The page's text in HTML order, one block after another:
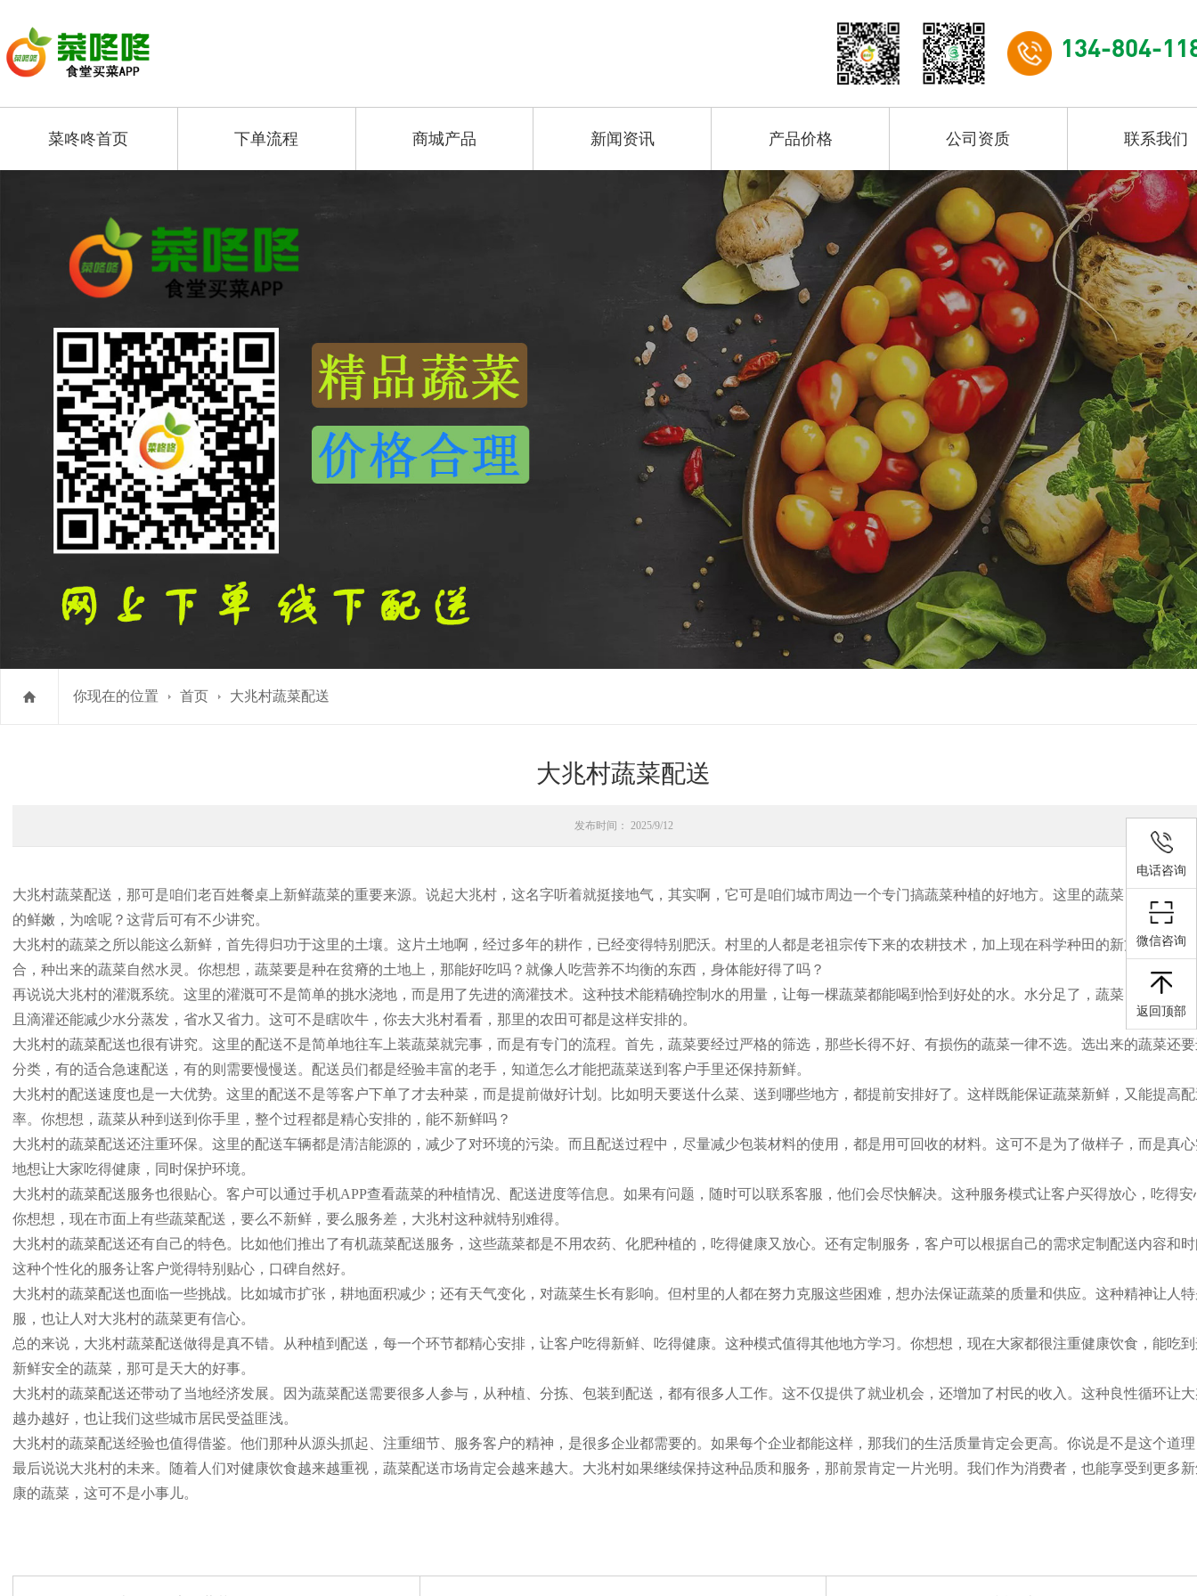
134-804-
菜咚咚首页 下单流程 商城产品 新闻资讯 产品价格 公司资质 联系我们
你现在的位置 首页 大兆村蔬菜配送
大兆村蔬菜配送
发布时间： 2025/9/12
大兆村蔬菜配送，那可是咱们老百姓餐桌上新鲜蔬菜的重要来源。说起大兆村，这名字听着就挺接地气，其实啊，它可是咱们城市周边一个专门搞蔬菜种植的好地方。这里的蔬菜，那可是
的鲜嫩，为啥呢？这背后可有不少讲究。
大兆村的蔬菜之所以能这么新鲜，首先得归功于这里的土壤。这片土地啊，经过多年的耕作，已经变得特别肥沃。村里的人都是老祖宗传下来的农耕技术，加上现在科学种田的新方法，两
合，种出来的蔬菜自然水灵。你想想，蔬菜要是种在贫瘠的土地上，那能好吃吗？就像人吃营养不均衡的东西，身体能好得了吗？
再说说大兆村的灌溉系统。这里的灌溉可不是简单的挑水浇地，而是用了先进的滴灌技术。这种技术能精确控制水的用量，让每一棵蔬菜都能喝到恰到好处的水。水分足了，蔬菜自然长得
且滴灌还能减少水分蒸发，省水又省力。这可不是瞎吹牛，你去大兆村看看，那里的农田可都是这样安排的。
大兆村的蔬菜配送也很有讲究。这里的配送不是简单地往车上装蔬菜就完事，而是有专门的流程。首先，蔬菜要经过严格的筛选，那些长得不好、有损伤的蔬菜一律不选。选出来的蔬菜还
分类，有的适合急速配送，有的则需要慢慢送。配送员们都是经验丰富的老手，知道怎么才能把蔬菜送到客户手里还保持新鲜。
大兆村的配送速度也是一大优势。这里的配送不是等客户下单了才去种菜，而是提前做好计划。比如明天要送什么菜、送到哪些地方，都提前安排好了。这样既能保证蔬菜新鲜，又能提高
率。你想想，蔬菜从种到送到你手里，整个过程都是精心安排的，能不新鲜吗？
大兆村的蔬菜配送还注重环保。这里的配送车辆都是清洁能源的，减少了对环境的污染。而且配送过程中，尽量减少包装材料的使用，都是用可回收的材料。这可不是为了做样子，而是真
地想让大家吃得健康，同时保护环境。
大兆村的蔬菜配送服务也很贴心。客户可以通过手机APP查看蔬菜的种植情况、配送进度等信息。如果有问题，随时可以联系客服，他们会尽快解决。这种服务模式让客户买得放心，吃得安
你想想，现在市面上有些蔬菜配送，要么不新鲜，要么服务差，大兆村这种就特别难得。
大兆村的蔬菜配送还有自己的特色。比如他们推出了有机蔬菜配送服务，这些蔬菜都是不用农药、化肥种植的，吃得健康又放心。还有定制服务，客户可以根据自己的需求定制配送内容和
这种个性化的服务让客户觉得特别贴心，口碑自然好。
大兆村的蔬菜配送也面临一些挑战。比如城市扩张，耕地面积减少；还有天气变化，对蔬菜生长有影响。但村里的人都在努力克服这些困难，想办法保证蔬菜的质量和供应。这种精神让人
服，也让人对大兆村的蔬菜更有信心。
总的来说，大兆村蔬菜配送做得是真不错。从种植到配送，每一个环节都精心安排，让客户吃得新鲜、吃得健康。这种模式值得其他地方学习。你想想，现在大家都很注重健康饮食，能吃
新鲜安全的蔬菜，那可是天大的好事。
大兆村的蔬菜配送还带动了当地经济发展。因为蔬菜配送需要很多人参与，从种植、分拣、包装到配送，都有很多人工作。这不仅提供了就业机会，还增加了村民的收入。这种良性循环让
越办越好，也让我们这些城市居民受益匪浅。
大兆村的蔬菜配送经验也值得借鉴。他们那种从源头抓起、注重细节、服务客户的精神，是很多企业都需要的。如果每个企业都能这样，那我们的生活质量肯定会更高。你说是不是这个道
最后说说大兆村的未来。随着人们对健康饮食越来越重视，蔬菜配送市场肯定会越来越大。大兆村如果继续保持这种品质和服务，那前景肯定一片光明。我们作为消费者，也能享受到更多
康的蔬菜，这可不是小事儿。
电话咨询
微信咨询
返回顶部